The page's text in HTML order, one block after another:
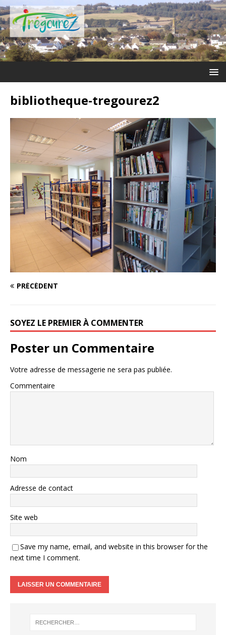
bibliotheque-tregourez2
PRÉCÉDENT
SOYEZ LE PREMIER À COMMENTER
Poster un Commentaire
Votre adresse de messagerie ne sera pas publiée.
Commentaire
Nom
Adresse de contact
Site web
Save my name, email, and website in this browser for the
next time I comment.